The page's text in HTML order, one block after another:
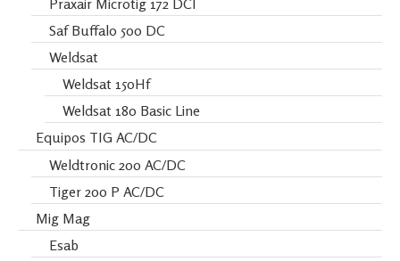
Praxair Microtig 172 DCI
Saf Buffalo 500 DC
Weldsat
Weldsat 150Hf
Weldsat 180 Basic Line
Equipos TIG AC/DC
Weldtronic 200 AC/DC
Tiger 200 P AC/DC
Mig Mag
Esab